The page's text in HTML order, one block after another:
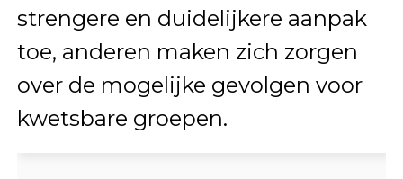
strengere en duidelijkere aanpak
toe, anderen maken zich zorgen
over de mogelijke gevolgen voor
kwetsbare groepen.